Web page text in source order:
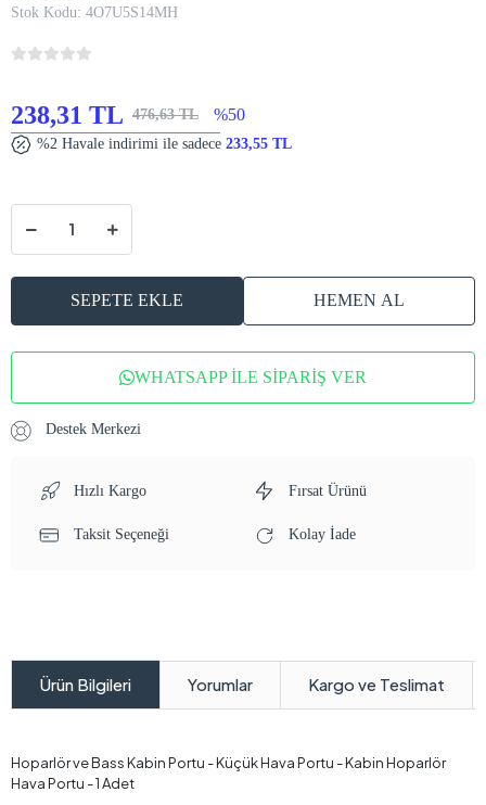
Stok Kodu: 4O7U5S14MH
238,31 TL 476,63 TL %50
%2 Havale indirimi ile sadece 233,55 TL
SEPETE EKLE HEMEN AL
WHATSAPP İLE SİPARİŞ VER
Destek Merkezi
Hızlı Kargo Fırsat Ürünü
Taksit Seçeneği Kolay İade
Ürün Bilgileri Yorumlar Kargo ve Teslimat
Hoparlör ve Bass Kabin Portu - Küçük Hava Portu - Kabin Hoparlör
Hava Portu - 1 Adet